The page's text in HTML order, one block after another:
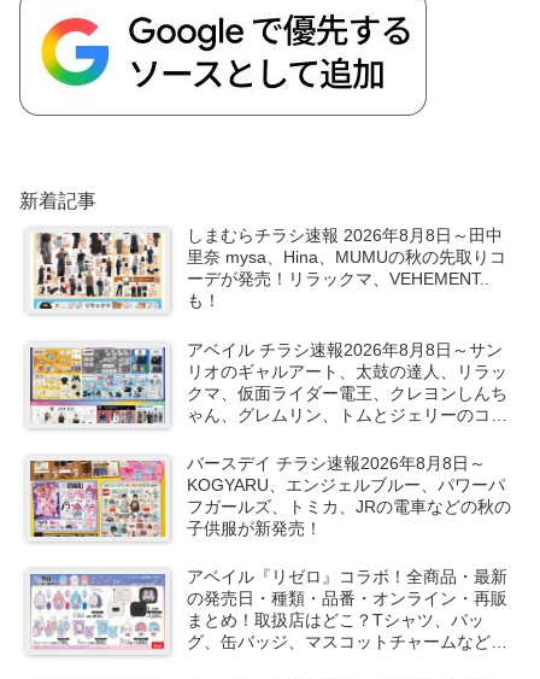
新着記事
しまむらチラシ速報 2026年8月8日～田中
里奈 mysa、Hina、MUMUの秋の先取りコ
ーデが発売！リラックマ、VEHEMENT..
も！
アベイル チラシ速報2026年8月8日～サン
リオのギャルアート、太鼓の達人、リラッ
クマ、仮面ライダー電王、クレヨンしんち
ゃん、グレムリン、トムとジェリーのコラ
バースデイ チラシ速報2026年8月8日～
KOGYARU、エンジェルブルー、パワーパ
フガールズ、トミカ、JRの電車などの秋の
子供服が新発売！
アベイル『リゼロ』コラボ！全商品・最新
の発売日・種類・品番・オンライン・再販
まとめ！取扱店はどこ？Tシャツ、バッ
グ、缶バッジ、マスコットチャームなどが